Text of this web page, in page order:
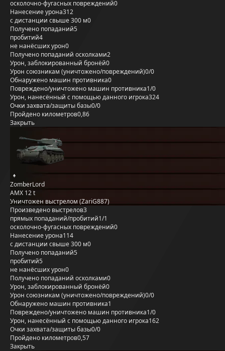
осколочно-фугасных повреждений0
Нанесение урона312
с дистанции свыше 300 м0
Получено попаданий5
пробитий4
не нанёсших урон0
Получено попаданий осколками2
Урон, заблокированный бронёй0
Урон союзникам (уничтожено/повреждений)0/0
Обнаружено машин противника0
Повреждено/уничтожено машин противника1/0
Урон, нанесённый с помощью данного игрока324
Очки захвата/защиты базы0/0
Пройдено километров0,86
Закрыть
ZomberLord
AMX 12 t
Уничтожен выстрелом (ZariG887)
Произведено выстрелов3
прямых попаданий/пробитий1/1
осколочно-фугасных повреждений0
Нанесение урона114
с дистанции свыше 300 м0
Получено попаданий5
пробитий5
не нанёсших урон0
Получено попаданий осколками0
Урон, заблокированный бронёй0
Урон союзникам (уничтожено/повреждений)0/0
Обнаружено машин противника1
Повреждено/уничтожено машин противника1/0
Урон, нанесённый с помощью данного игрока162
Очки захвата/защиты базы0/0
Пройдено километров0,57
Закрыть